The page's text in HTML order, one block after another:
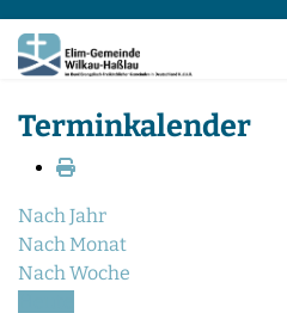
Terminkalender
Nach Jahr
Nach Monat
Nach Woche